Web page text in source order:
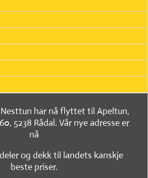
Nesttun har nå flyttet til Apeltun,
5238 Rådal. Vår nye adresse er
nå
og dekk til landets kanskje
beste priser.